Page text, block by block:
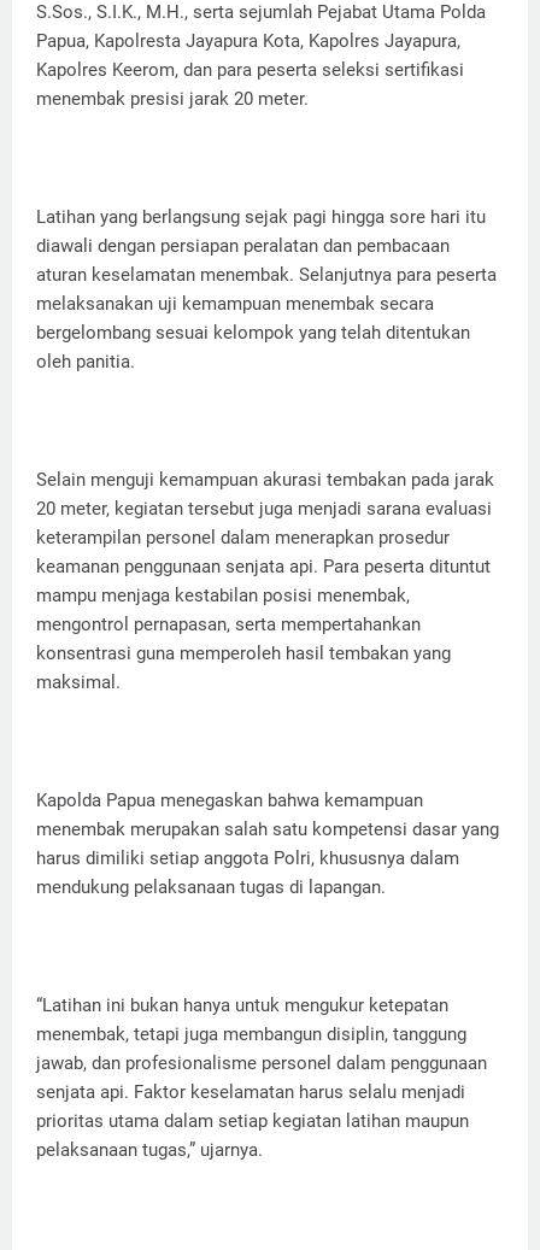
S.Sos., S.I.K., M.H., serta sejumlah Pejabat Utama Polda
Papua, Kapolresta Jayapura Kota, Kapolres Jayapura,
Kapolres Keerom, dan para peserta seleksi sertifikasi
menembak presisi jarak 20 meter.
Latihan yang berlangsung sejak pagi hingga sore hari itu
diawali dengan persiapan peralatan dan pembacaan
aturan keselamatan menembak. Selanjutnya para peserta
melaksanakan uji kemampuan menembak secara
bergelombang sesuai kelompok yang telah ditentukan
oleh panitia.
Selain menguji kemampuan akurasi tembakan pada jarak
20 meter, kegiatan tersebut juga menjadi sarana evaluasi
keterampilan personel dalam menerapkan prosedur
keamanan penggunaan senjata api. Para peserta dituntut
mampu menjaga kestabilan posisi menembak,
mengontrol pernapasan, serta mempertahankan
konsentrasi guna memperoleh hasil tembakan yang
maksimal.
Kapolda Papua menegaskan bahwa kemampuan
menembak merupakan salah satu kompetensi dasar yang
harus dimiliki setiap anggota Polri, khususnya dalam
mendukung pelaksanaan tugas di lapangan.
“Latihan ini bukan hanya untuk mengukur ketepatan
menembak, tetapi juga membangun disiplin, tanggung
jawab, dan profesionalisme personel dalam penggunaan
senjata api. Faktor keselamatan harus selalu menjadi
prioritas utama dalam setiap kegiatan latihan maupun
pelaksanaan tugas,” ujarnya.